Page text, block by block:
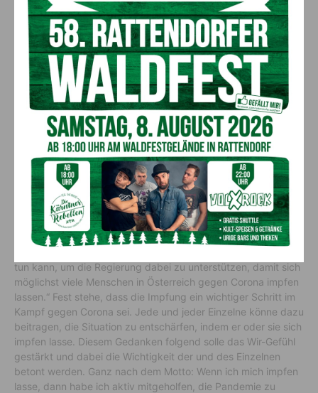
Armbändern als „give away“
Das sei mit den speziellen Armbändern als „give away“ für alle
geimpften Personen als Symbol für Einheit und Zusammenhalt
möglich. „Es geht einfach darum, durch das Tragen der
Armbänder ein Wir-Gefühl zu vermitteln und zu signalisieren:
„Ich bin geimpft! Ich helfe mit, auch dich vor Corona und den
bis zum Tod reichenden Folgen zu schützen“, erklärt Kaiser.
Gelb für Optimismus
Pototschnig und Wadl zur Ideenfindung: „Wir haben uns
tun kann, um die Regierung dabei zu unterstützen, damit sich
möglichst viele Menschen in Österreich gegen Corona impfen
lassen.“ Fest stehe, dass die Impfung ein wichtiger Schritt im
Kampf gegen Corona sei. Jede und jeder Einzelne könne dazu
beitragen, die Situation zu entschärfen, indem er oder sie sich
impfen lasse. Diesem Gedanken folgend solle das Wir-Gefühl
gestärkt und dabei die Wichtigkeit der und des Einzelnen
betont werden. Ganz nach dem Motto: Wenn ich mich impfen
lasse, dann habe ich aktiv mitgeholfen, die Pandemie zu